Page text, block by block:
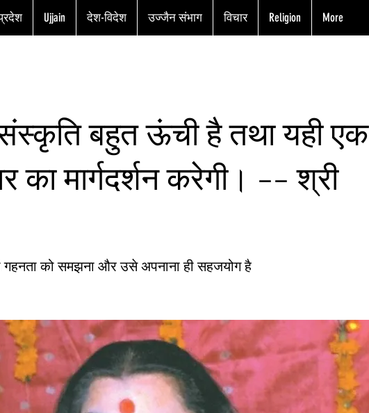
Ujjain देश-विदेश उज्जैन संभाग विचार Religion More
बहुत ऊंची है तथा यही एक
का मार्गदर्शन करेगी। -- श्री
गहनता को समझना और उसे अपनाना ही सहजयोग है